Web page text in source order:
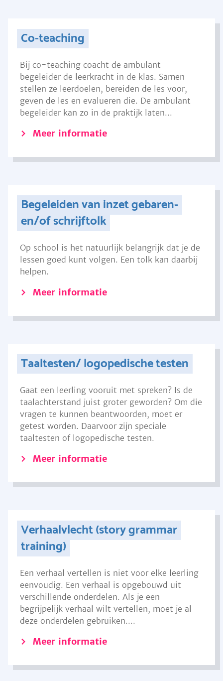
Co-teaching
Bij co-teaching coacht de ambulant
begeleider de leerkracht in de klas. Samen
stellen ze leerdoelen, bereiden de les voor,
geven de les en evalueren die. De ambulant
begeleider kan zo in de praktijk laten...
Meer informatie
Begeleiden van inzet gebaren-
en/of schrijftolk
Op school is het natuurlijk belangrijk dat je de
lessen goed kunt volgen. Een tolk kan daarbij
helpen.
Meer informatie
Taaltesten/ logopedische testen
Gaat een leerling vooruit met spreken? Is de
taalachterstand juist groter geworden? Om die
vragen te kunnen beantwoorden, moet er
getest worden. Daarvoor zijn speciale
taaltesten of logopedische testen.
Meer informatie
Verhaalvlecht (story grammar
training)
Een verhaal vertellen is niet voor elke leerling
eenvoudig. Een verhaal is opgebouwd uit
verschillende onderdelen. Als je een
begrijpelijk verhaal wilt vertellen, moet je al
deze onderdelen gebruiken....
Meer informatie